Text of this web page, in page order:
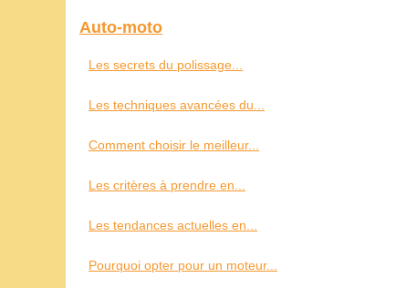
Auto-moto
Les secrets du polissage...
Les techniques avancées du...
Comment choisir le meilleur...
Les critères à prendre en...
Les tendances actuelles en...
Pourquoi opter pour un moteur...